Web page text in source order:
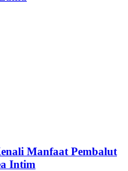
Manfaat Pembalut
Intim